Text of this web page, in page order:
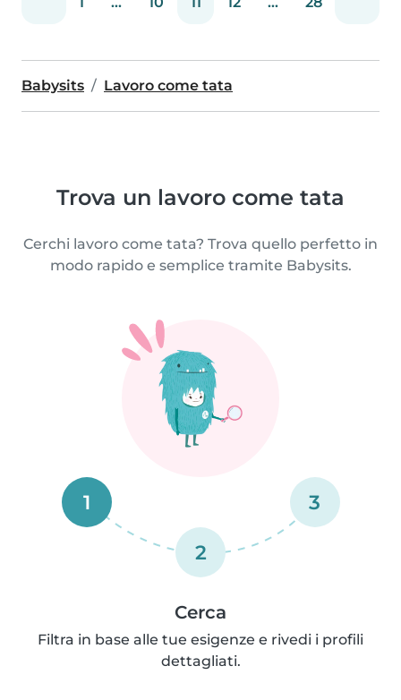
Babysits Lavoro come tata
Trova un lavoro come tata
Cerchi lavoro come tata? Trova quello perfetto in
modo rapido e semplice tramite Babysits.
1
2
3
Cerca
Filtra in base alle tue esigenze e rivedi i profili
dettagliati.